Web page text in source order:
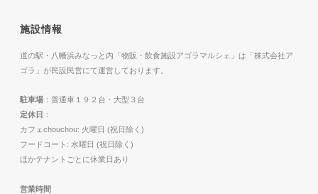
施設情報
道の駅・八幡浜みなっと内「物販・飲食施設アゴラマルシェ」は「株式会社ア
ゴラ」が民設民営にて運営しております。
駐車場 ：普通車１９２台・大型３台
定休日 ：
カフェchouchou: 火曜日 (祝日除く)
フードコート: 水曜日 (祝日除く)
ほかテナントごとに休業日あり
営業時間